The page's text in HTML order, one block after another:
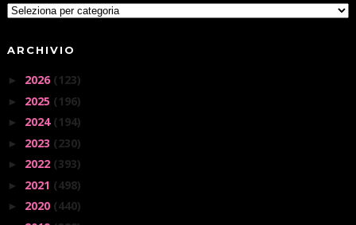
ARCHIVIO
► 2026 (123)
► 2025 (196)
► 2024 (194)
► 2023 (230)
► 2022 (393)
► 2021 (498)
► 2020 (440)